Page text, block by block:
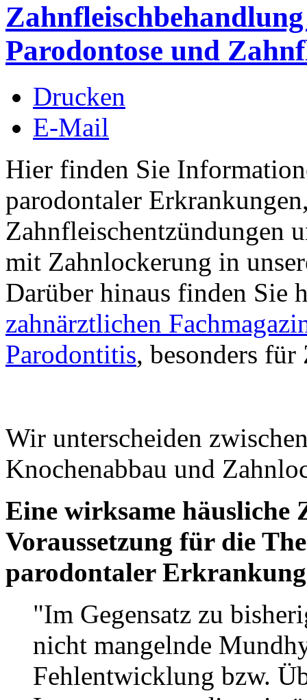
Parodontose und
Drucken
E-Mail
Hier finden Sie
parodontaler
Zahnfleischentzündungen
mit Zahnlockerung in
Darüber hinaus finden Sie
zahnärztlichen
Parodontitis, besonders für
Wir unterscheiden
Knochenabbau und
Eine wirksame häusliche
Voraussetzung für die
parodontaler
"Im Gegensatz zu
nicht mangelnde
Fehlentwicklung bzw.